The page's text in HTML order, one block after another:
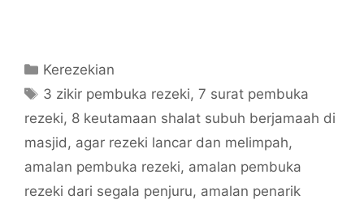
Categories
Kerezekian
Tags
3 zikir pembuka rezeki,7 surat pembuka
rezeki, 8 keutamaan shalat subuh berjamaah di
masjid , agar rezeki lancar dan melimpah,
amalan pembuka rezeki, amalan pembuka
rezeki dari segala penjuru, amalan penarik